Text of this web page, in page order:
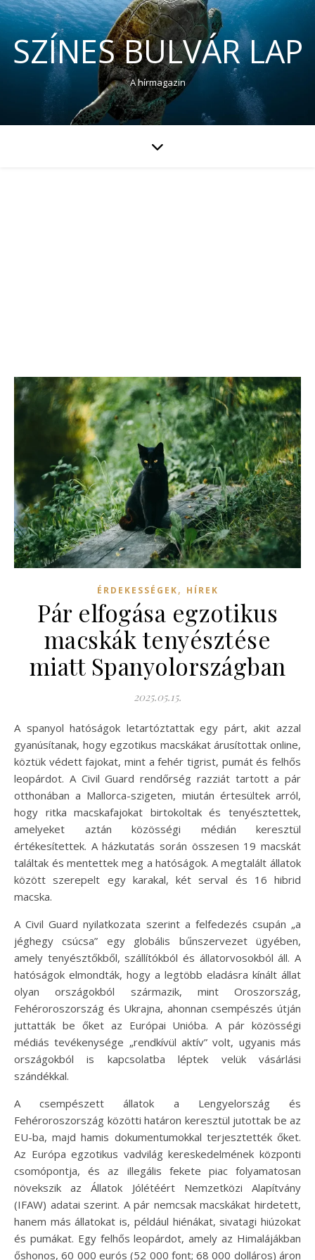
SZÍNES BULVÁR LAP
A hírmagazin
ÉRDEKESSÉGEK, HÍREK
Pár elfogása egzotikus
macskák tenyésztése
miatt Spanyolországban
2025.05.15.
A spanyol hatóságok letartóztattak egy párt, akit azzal
gyanúsítanak, hogy egzotikus macskákat árusítottak online,
köztük védett fajokat, mint a fehér tigrist, pumát és felhős
leopárdot. A Civil Guard rendőrség razziát tartott a pár
otthonában a Mallorca-szigeten, miután értesültek arról,
hogy ritka macskafajokat birtokoltak és tenyésztettek,
amelyeket aztán közösségi médián keresztül
értékesítettek. A házkutatás során összesen 19 macskát
találtak és mentettek meg a hatóságok. A megtalált állatok
között szerepelt egy karakal, két serval és 16 hibrid
macska.
A Civil Guard nyilatkozata szerint a felfedezés csupán „a
jéghegy csúcsa” egy globális bűnszervezet ügyében,
amely tenyésztőkből, szállítókból és állatorvosokból áll. A
hatóságok elmondták, hogy a legtöbb eladásra kínált állat
olyan országokból származik, mint Oroszország,
Fehéroroszország és Ukrajna, ahonnan csempészés útján
juttatták be őket az Európai Unióba. A pár közösségi
médiás tevékenysége „rendkívül aktív” volt, ugyanis más
országokból is kapcsolatba léptek velük vásárlási
szándékkal.
A csempészett állatok a Lengyelország és
Fehéroroszország közötti határon keresztül jutottak be az
EU-ba, majd hamis dokumentumokkal terjesztették őket.
Az Európa egzotikus vadvilág kereskedelmének központi
csomópontja, és az illegális fekete piac folyamatosan
növekszik az Állatok Jólétéért Nemzetközi Alapítvány
(IFAW) adatai szerint. A pár nemcsak macskákat hirdetett,
hanem más állatokat is, például hiénákat, sivatagi hiúzokat
és pumákat. Egy felhős leopárdot, amely az Himalájákban
őshonos, 60 000 eurós (52 000 font; 68 000 dolláros) áron